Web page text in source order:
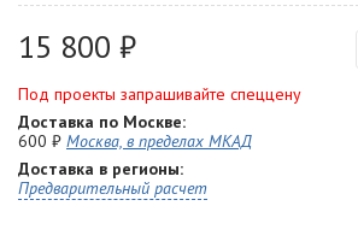
15 800 ₽
Под проекты запрашивайте спеццену
Доставка по Москве:
600 ₽ Москва, в пределах МКАД
Доставка в регионы:
Предварительный расчет